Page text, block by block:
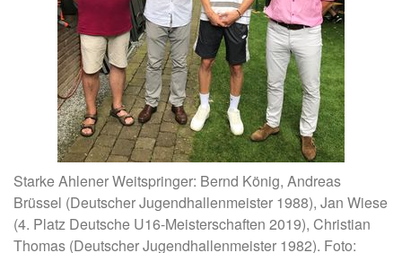
Starke Ahlener Weitspringer: Bernd König, Andreas
Brüssel (Deutscher Jugendhallenmeister 1988), Jan Wiese
(4. Platz Deutsche U16-Meisterschaften 2019), Christian
Thomas (Deutscher Jugendhallenmeister 1982). Foto: